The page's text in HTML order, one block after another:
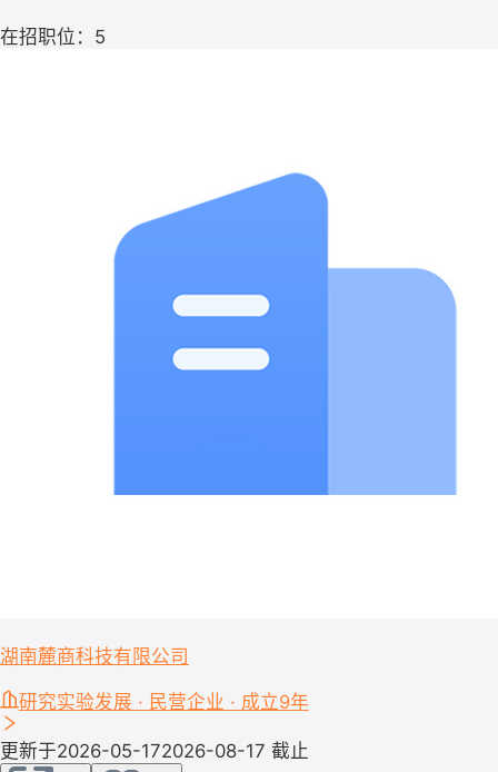
在招职位：5
湖南麓商科技有限公司
研究实验发展 · 民营企业 · 成立9年
更新于2026-05-172026-08-17 截止